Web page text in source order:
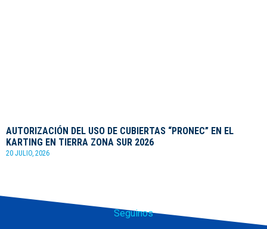
AUTORIZACIÓN DEL USO DE CUBIERTAS “PRONEC” EN EL
KARTING EN TIERRA ZONA SUR 2026
20 JULIO, 2026
Seguinos